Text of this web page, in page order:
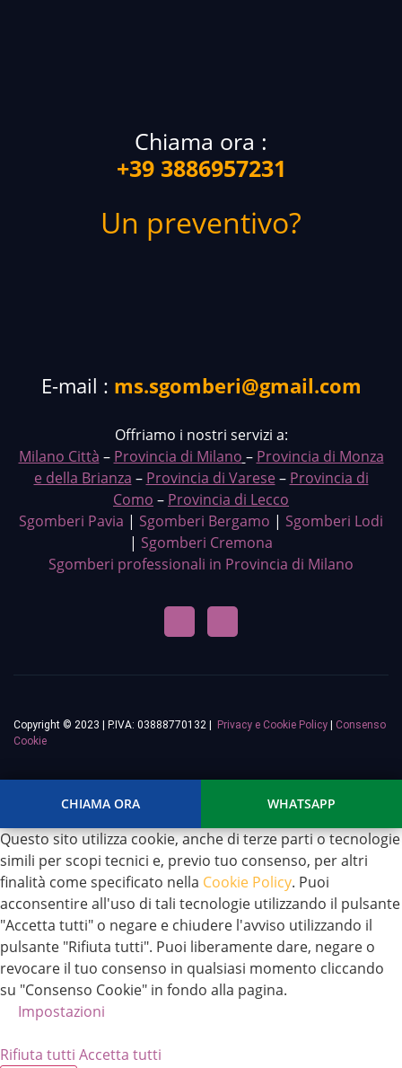
Chiama ora :
+39 3886957231
Un preventivo?
E-mail : ms.sgomberi@gmail.com
Offriamo i nostri servizi a:
Milano Città – Provincia di Milano – Provincia di Monza
e della Brianza – Provincia di Varese – Provincia di
Como – Provincia di Lecco
Sgomberi Pavia | Sgomberi Bergamo | Sgomberi Lodi
| Sgomberi Cremona
Sgomberi professionali in Provincia di Milano
Copyright © 2023 | P.IVA: 03888770132 | Privacy e Cookie Policy | Consenso
Cookie
CHIAMA ORA WHATSAPP
Questo sito utilizza cookie, anche di terze parti o tecnologie
simili per scopi tecnici e, previo tuo consenso, per altri
finalità come specificato nella Cookie Policy. Puoi
acconsentire all'uso di tali tecnologie utilizzando il pulsante
"Accetta tutti" o negare e chiudere l'avviso utilizzando il
pulsante "Rifiuta tutti". Puoi liberamente dare, negare o
revocare il tuo consenso in qualsiasi momento cliccando
su "Consenso Cookie" in fondo alla pagina.
Impostazioni
Rifiuta tutti Accetta tutti